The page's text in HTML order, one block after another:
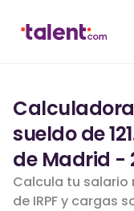
sueldo de
de Madrid -
Calcula tu salario
de IRPF y cargas